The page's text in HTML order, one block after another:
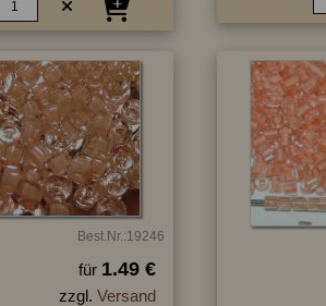
Best.Nr.:19246
für 1.49 €
zzgl. Versand